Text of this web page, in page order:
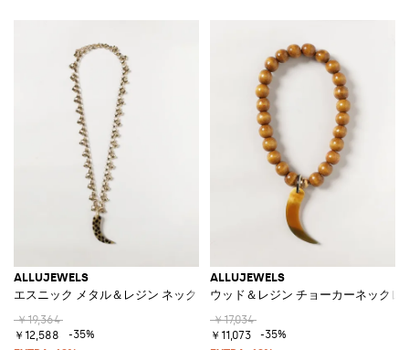
ALLUJEWELS
エスニック メタル＆レジン ネックレス デコラティブチャーム付き
￥19,364
￥12,588
-35%
ALLUJEWELS
ウッド＆レジン チョーカーネック
￥17,034
￥11,073
-35%